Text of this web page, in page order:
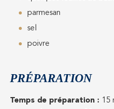
parmesan
sel
poivre
PRÉPARATION
Temps de préparation : 15